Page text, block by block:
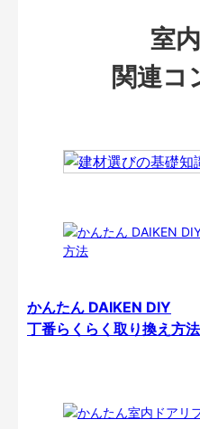
室
関連コ
かんたん DAIKEN DIY
丁番らくらく取り換え方法